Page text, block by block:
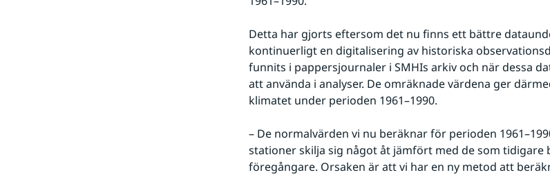
Detta har gjorts eftersom det nu finns ett bättre
kontinuerligt en digitalisering av historiska
funnits i pappersjournaler i SMHIs arkiv och när dessa
att använda i analyser. De omräknade värdena ger
klimatet under perioden 1961–1990.
– De normalvärden vi nu beräknar för perioden
stationer skilja sig något åt jämfört med de som tidigare
föregångare. Orsaken är att vi har en ny metod att